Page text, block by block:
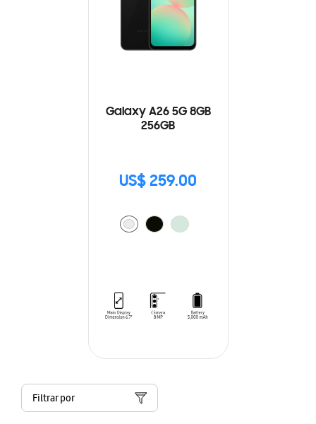
Galaxy A26 5G 8GB
256GB
US$ 259.00
Filtrar por